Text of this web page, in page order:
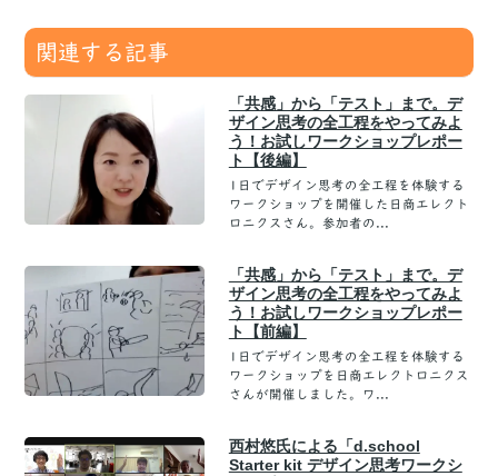
関連する記事
「共感」から「テスト」まで。デ
ザイン思考の全工程をやってみよ
う！お試しワークショップレポー
ト【後編】
1日でデザイン思考の全工程を体験する
ワークショップを開催した日商エレクト
ロニクスさん。参加者の...
「共感」から「テスト」まで。デ
ザイン思考の全工程をやってみよ
う！お試しワークショップレポー
ト【前編】
1日でデザイン思考の全工程を体験する
ワークショップを日商エレクトロニクス
さんが開催しました。ワ...
西村悠氏による「d.school
Starter kit デザイン思考ワークシ